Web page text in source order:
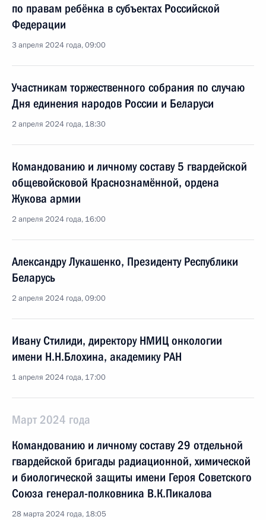
по правам ребёнка в субъектах Российской
Федерации
3 апреля 2024 года, 09:00
Участникам торжественного собрания по случаю
Дня единения народов России и Беларуси
2 апреля 2024 года, 18:30
Командованию и личному составу 5 гвардейской
общевойсковой Краснознамённой, ордена
Жукова армии
2 апреля 2024 года, 16:00
Александру Лукашенко, Президенту Республики
Беларусь
2 апреля 2024 года, 09:00
Ивану Стилиди, директору НМИЦ онкологии
имени Н.Н.Блохина, академику РАН
1 апреля 2024 года, 17:00
Март 2024 года
Командованию и личному составу 29 отдельной
гвардейской бригады радиационной, химической
и биологической защиты имени Героя Советского
Союза генерал-полковника В.К.Пикалова
28 марта 2024 года, 18:05